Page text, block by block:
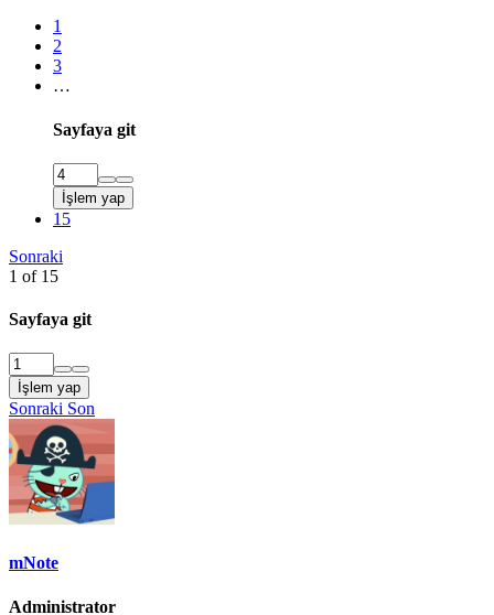
1
2
3
…
Sayfaya git
İşlem yap
15
Sonraki
1 of 15
Sayfaya git
İşlem yap
Sonraki Son
mNote
Administrator